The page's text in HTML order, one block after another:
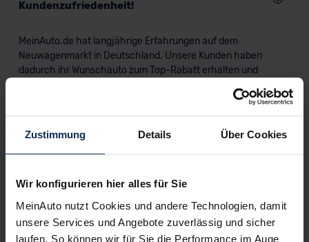
Zustimmung Details Über Cookies
Wir konfigurieren hier alles für Sie
MeinAuto nutzt Cookies und andere Technologien, damit
unsere Services und Angebote zuverlässig und sicher
laufen. So können wir für Sie die Performance im Auge
Kundenzufriedenheit!
MeinAuto.de hat langjährige Erfahrungen auf dem
Neuwagenmarkt in Deutschland. Unsere Kunden haben
dadurch ihr Wunschauto zum Top-Rabatt erhalten und
Sehen Sie sich unsere Bewertungen an: